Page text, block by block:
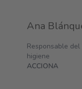
Ana
Responsable
higiene
ACCIONA